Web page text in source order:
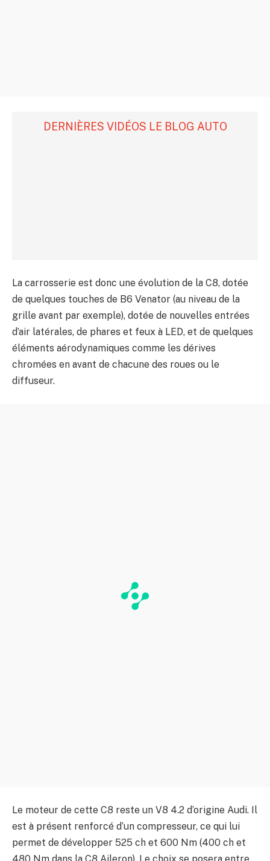
DERNIÈRES VIDÉOS LE BLOG AUTO
La carrosserie est donc une évolution de la C8, dotée
de quelques touches de B6 Venator (au niveau de la
grille avant par exemple), dotée de nouvelles entrées
d’air latérales, de phares et feux à LED, et de quelques
éléments aérodynamiques comme les dérives
chromées en avant de chacune des roues ou le
diffuseur.
Le moteur de cette C8 reste un V8 4.2 d’origine Audi. Il
est à présent renforcé d’un compresseur, ce qui lui
permet de développer 525 ch et 600 Nm (400 ch et